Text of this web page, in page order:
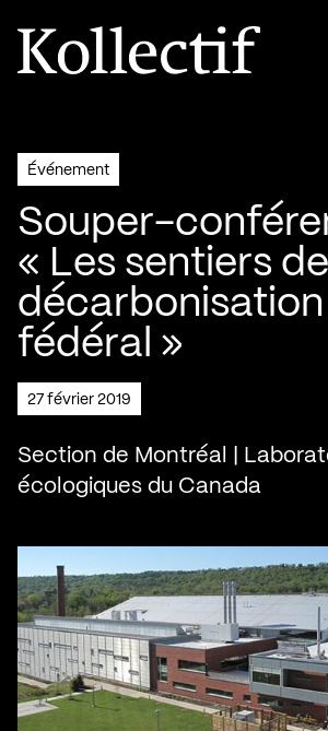
Aller à la page d'accueil
Logo Kollectif
Événement
Souper-
« Les sentiers
décarbonisation
fédéral »
27 février 2019
Section de Montréal |
écologiques du Canada